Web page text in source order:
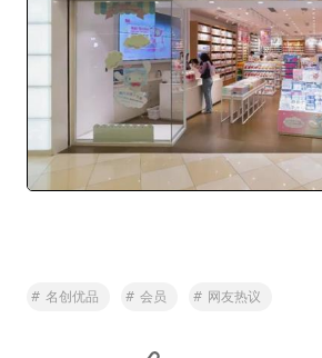
# 名创优品 # 会员 # 网友热议